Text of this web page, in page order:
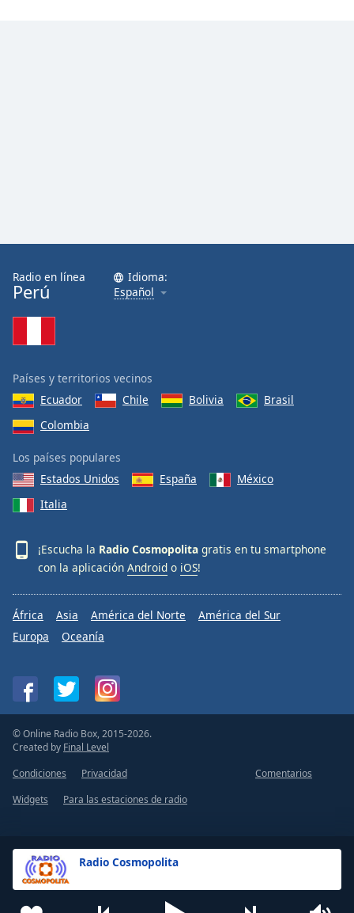
Radio Cosmopolita
Radio en línea
Perú
Idioma:
Español
Países y territorios vecinos
Ecuador
Chile Bolivia
Brasil
Colombia
Los países populares
Estados Unidos
España
México
Italia
¡Escucha la Radio Cosmopolita gratis en tu smartphone
con la aplicación Android o iOS!
África Asia América del Norte
América del Sur
Europa
Oceanía
© Online Radio Box, 2015-2026.
Created by Final Level
Condiciones
Privacidad
Comentarios
Widgets
Para las estaciones de radio